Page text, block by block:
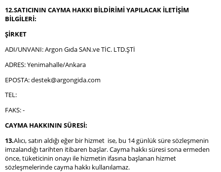
12.SATICININ CAYMA HAKKI BİLDİRİMİ YAPILACAK İLETİŞİM
BİLGİLERİ:
ŞİRKET
ADI/UNVANI: Argon Gıda SAN.ve TİC. LTD.ŞTİ
ADRES: Yenimahalle/Ankara
EPOSTA:destek@argongida.com
TEL:
FAKS: -
CAYMA HAKKININ SÜRESİ:
13.Alıcı, satın aldığı eğer bir hizmet ise, bu 14 günlük süre sözleşmenin
imzalandığı tarihten itibaren başlar. Cayma hakkı süresi sona ermeden
önce, tüketicinin onayı ile hizmetin ifasına başlanan hizmet
sözleşmelerinde cayma hakkı kullanılamaz.